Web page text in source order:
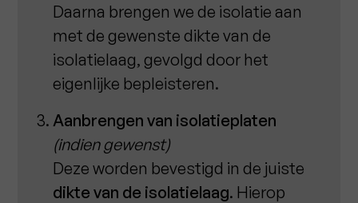
Daarna brengen we de isolatie aan
met de gewenste dikte van de
isolatielaag, gevolgd door het
eigenlijke bepleisteren.
Aanbrengen van isolatieplaten
(indien gewenst)
Deze worden bevestigd in de juiste
dikte van de isolatielaag. Hierop